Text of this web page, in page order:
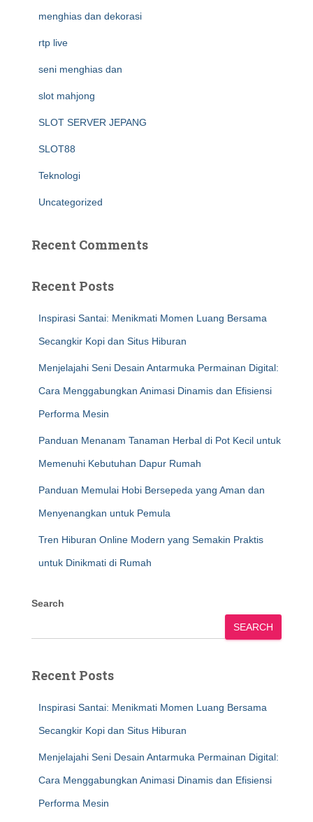
menghias dan dekorasi
rtp live
seni menghias dan
slot mahjong
SLOT SERVER JEPANG
SLOT88
Teknologi
Uncategorized
Recent Comments
Recent Posts
Inspirasi Santai: Menikmati Momen Luang Bersama
Secangkir Kopi dan Situs Hiburan
Menjelajahi Seni Desain Antarmuka Permainan Digital:
Cara Menggabungkan Animasi Dinamis dan Efisiensi
Performa Mesin
Panduan Menanam Tanaman Herbal di Pot Kecil untuk
Memenuhi Kebutuhan Dapur Rumah
Panduan Memulai Hobi Bersepeda yang Aman dan
Menyenangkan untuk Pemula
Tren Hiburan Online Modern yang Semakin Praktis
untuk Dinikmati di Rumah
Search
SEARCH
Recent Posts
Inspirasi Santai: Menikmati Momen Luang Bersama
Secangkir Kopi dan Situs Hiburan
Menjelajahi Seni Desain Antarmuka Permainan Digital:
Cara Menggabungkan Animasi Dinamis dan Efisiensi
Performa Mesin